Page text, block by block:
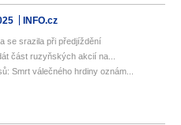
INFO.cz
se srazila při předjíždění
část ruzyňských akcií na...
Smrt válečného hrdiny oznám...